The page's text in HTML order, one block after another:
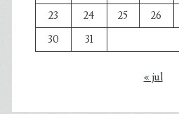
23
24 25 26
30
31
« jul